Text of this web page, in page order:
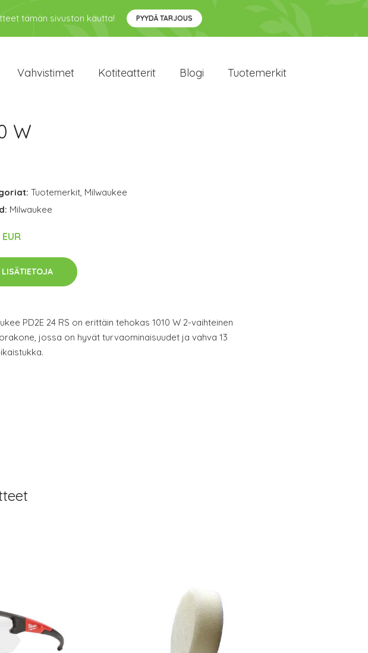
tämän sivuston kautta! PYYDÄ TARJOUS
Vahvistimet Kotiteatterit Blogi Tuotemerkit
W
Tuotemerkit, Milwaukee
Milwaukee
LISÄTIETOJA
PD2E 24 RS on erittäin tehokas 1010 W 2-vaihteinen
jossa on hyvät turvaominaisuudet ja vahva 13